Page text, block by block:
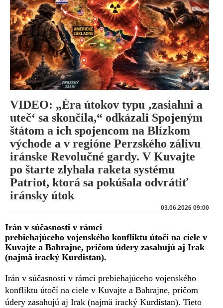
VIDEO: „Éra útokov typu ‚zasiahni a
uteč‘ sa skončila,“ odkázali Spojeným
štátom a ich spojencom na Blízkom
východe a v regióne Perzského zálivu
iránske Revolučné gardy. V Kuvajte
po štarte zlyhala raketa systému
Patriot, ktorá sa pokúšala odvrátiť
iránsky útok
03.06.2026 09:00
Irán v súčasnosti v rámci
prebiehajúceho vojenského konfliktu útočí na ciele v
Kuvajte a Bahrajne, pričom údery zasahujú aj Irak
(najmä iracký Kurdistan).
Irán v súčasnosti v rámci prebiehajúceho vojenského
konfliktu útočí na ciele v Kuvajte a Bahrajne, pričom
údery zasahujú aj Irak (najmä iracký Kurdistan). Tieto